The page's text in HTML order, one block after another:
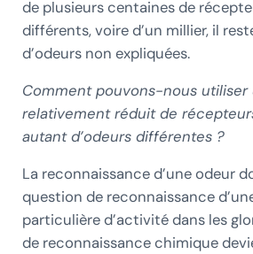
de plusieurs centaines de
différents, voire d’un millier, il
d’odeurs non expliquées.
Comment pouvons-nous utiliser
relativement réduit de
autant d’odeurs différentes ?
La reconnaissance d’une odeur
question de reconnaissance
particulière d’activité dans les
de reconnaissance chimique